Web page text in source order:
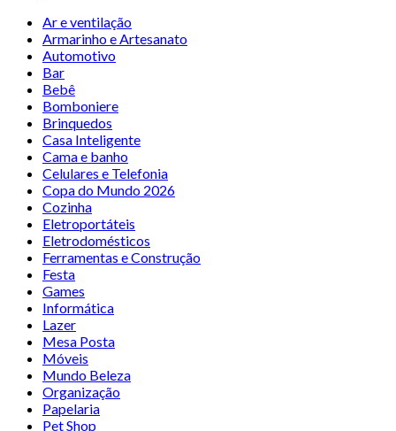
Ar e ventilação
Armarinho e Artesanato
Automotivo
Bar
Bebê
Bomboniere
Brinquedos
Casa Inteligente
Cama e banho
Celulares e Telefonia
Copa do Mundo 2026
Cozinha
Eletroportáteis
Eletrodomésticos
Ferramentas e Construção
Festa
Games
Informática
Lazer
Mesa Posta
Móveis
Mundo Beleza
Organização
Papelaria
Pet Shop